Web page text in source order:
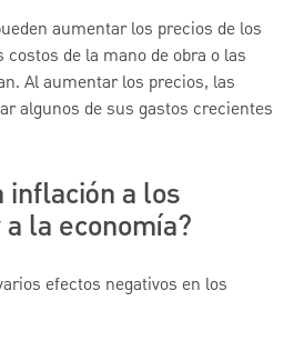
aumentar los precios de los
de la mano de obra o las
Al aumentar los precios, las
algunos de sus gastos crecientes
inflación a los
la economía?
efectos negativos en los